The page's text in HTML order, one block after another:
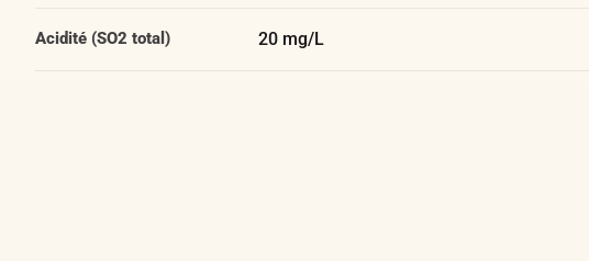
Acidité (SO2 total) 20 mg/L